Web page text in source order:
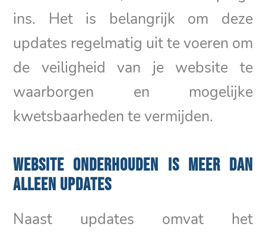
ins. Het is belangrijk om deze
updates regelmatig uit te voeren om
de veiligheid van je website te
waarborgen en mogelijke
kwetsbaarheden te vermijden.
WEBSITE ONDERHOUDEN IS MEER DAN
ALLEEN UPDATES
Naast updates omvat het